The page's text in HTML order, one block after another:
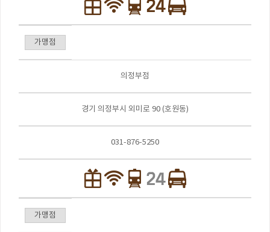
가맹점
의정부점
경기 의정부시 외미로 90 (호원동)
031-876-5250
가맹점